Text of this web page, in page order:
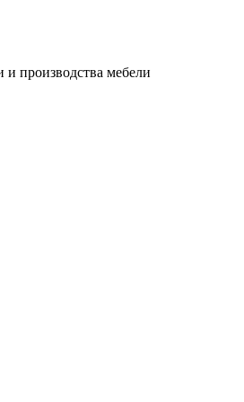
и производства мебели